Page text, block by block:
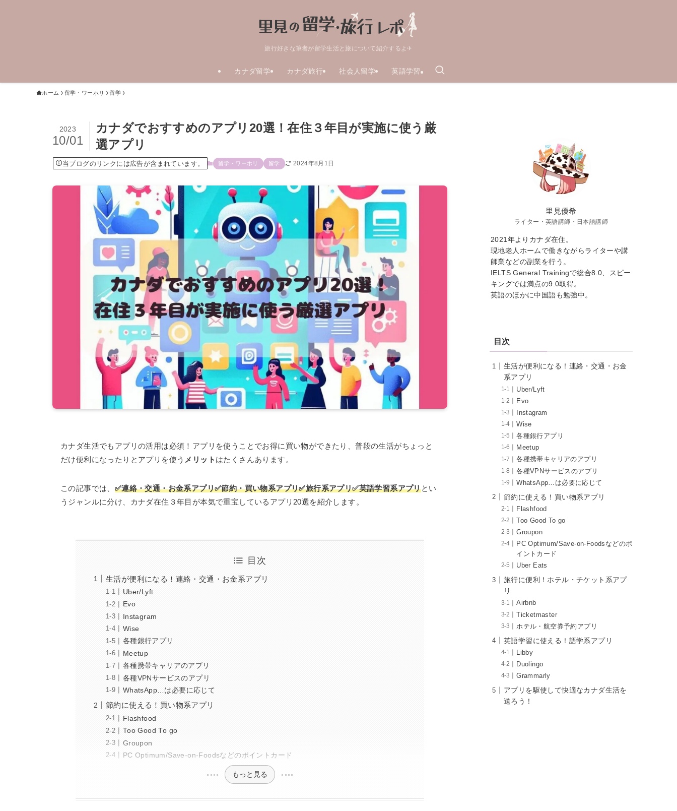
旅行好きな筆者が留学生活と旅について紹介するよ✈
カナダ留学 カナダ旅行 社会人留学 英語学習
ホーム 留学・ワーホリ 留学
カナダでおすすめのアプリ20選！在住３年目が実施に使う厳
選アプリ
2023
10/01
当ブログのリンクには広告が含まれています。 留学・ワーホリ 留学 2024年8月1日
カナダ生活でもアプリの活用は必須！アプリを使うことでお得に買い物ができたり、普段の生活がちょっと
だけ便利になったりとアプリを使う メリット はたくさんあります。
この記事では、 ✅連絡・交通・お金系アプリ✅節約・買い物系アプリ✅旅行系アプリ✅英語学習系アプリとい
うジャンルに分け、カナダ在住３年目が本気で重宝しているアプリ20選を紹介します。
目次
生活が便利になる！連絡・交通・お金系アプリ
Uber/Lyft
Evo
Instagram
Wise
各種銀行アプリ
Meetup
各種携帯キャリアのアプリ
各種VPNサービスのアプリ
WhatsApp…は必要に応じて
節約に使える！買い物系アプリ
Flashfood
Too Good To go
Groupon
PC Optimum/Save-on-Foodsなどのポイントカード
もっと見る
里見優希
ライター・英語講師・日本語講師
2021年よりカナダ在住。
現地老人ホームで働きながらライターや講
師業などの副業を行う。
IELTS General Trainingで総合8.0、スピー
キングでは満点の9.0取得。
英語のほかに中国語も勉強中。
目次
生活が便利になる！連絡・交通・お金
系アプリ
Uber/Lyft
Evo
Instagram
Wise
各種銀行アプリ
Meetup
各種携帯キャリアのアプリ
各種VPNサービスのアプリ
WhatsApp…は必要に応じて
節約に使える！買い物系アプリ
Flashfood
Too Good To go
Groupon
PC Optimum/Save-on-Foodsなどのポ
イントカード
Uber Eats
旅行に便利！ホテル・チケット系アプ
リ
Airbnb
Ticketmaster
ホテル・航空券予約アプリ
英語学習に使える！語学系アプリ
Libby
Duolingo
Grammarly
アプリを駆使して快適なカナダ生活を
送ろう！